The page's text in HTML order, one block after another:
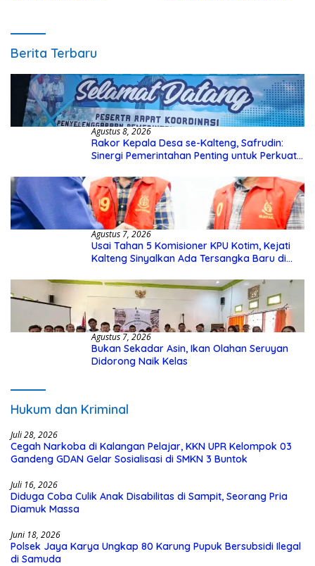
Berita Terbaru
Agustus 8, 2026
Rakor Kepala Desa se-Kalteng, Safrudin:
Sinergi Pemerintahan Penting untuk Perkuat
Agustus 7, 2026
Usai Tahan 5 Komisioner KPU Kotim, Kejati
Kalteng Sinyalkan Ada Tersangka Baru di
Agustus 7, 2026
Bukan Sekadar Asin, Ikan Olahan Seruyan
Didorong Naik Kelas
Hukum dan Kriminal
Juli 28, 2026
Cegah Narkoba di Kalangan Pelajar, KKN UPR Kelompok 03
Gandeng GDAN Gelar Sosialisasi di SMKN 3 Buntok
Juli 16, 2026
Diduga Coba Culik Anak Disabilitas di Sampit, Seorang Pria
Diamuk Massa
Juni 18, 2026
Polsek Jaya Karya Ungkap 80 Karung Pupuk Bersubsidi Ilegal
di Samuda